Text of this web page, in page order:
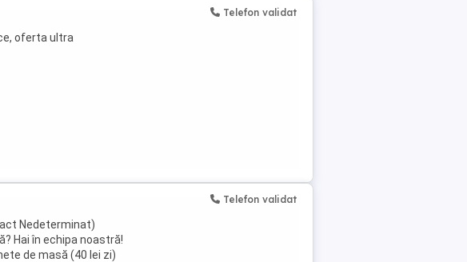
oferta ultra
Telefon validat
Nedeterminat)
Hai în echipa noastră!
de masă (40 lei zi)
Telefon validat